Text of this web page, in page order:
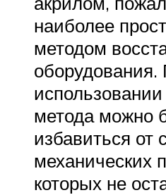
наиболее
методом
метода можно
избавиться от
механических
которых не